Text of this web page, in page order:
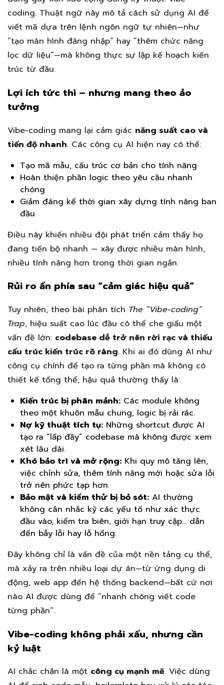
coding. Thuật ngữ này mô tả cách sử dụng AI để
viết mã dựa trên lệnh ngôn ngữ tự nhiên—như
“tạo màn hình đăng nhập” hay “thêm chức năng
lọc dữ liệu”—mà không thực sự lập kế hoạch kiến
trúc từ đầu.
Lợi ích tức thì – nhưng mang theo ảo
tưởng
Vibe-coding mang lại cảm giác năng suất cao và
tiến độ nhanh. Các công cụ AI hiện nay có thể:
Tạo mã mẫu, cấu trúc cơ bản cho tính năng
Hoàn thiện phần logic theo yêu cầu nhanh
chóng
Giảm đáng kể thời gian xây dựng tính năng ban
đầu
Điều này khiến nhiều đội phát triển cảm thấy họ
đang tiến bộ nhanh — xây được nhiều màn hình,
nhiều tính năng hơn trong thời gian ngắn.
Rủi ro ẩn phía sau “cảm giác hiệu quả”
Tuy nhiên, theo bài phân tích The “Vibe-coding”
Trap, hiệu suất cao lúc đầu có thể che giấu một
vấn đề lớn: codebase dễ trở nên rời rạc và thiếu
cấu trúc kiến trúc rõ ràng. Khi ai đó dùng AI như
công cụ chính để tạo ra từng phần mà không có
thiết kế tổng thể, hậu quả thường thấy là:
Kiến trúc bị phân mảnh: Các module không
theo một khuôn mẫu chung, logic bị rải rác.
Nợ kỹ thuật tích tụ: Những shortcut được AI
tạo ra “lấp đầy” codebase mà không được xem
xét lâu dài.
Khó bảo trì và mở rộng: Khi quy mô tăng lên,
việc chỉnh sửa, thêm tính năng mới hoặc sửa lỗi
trở nên phức tạp hơn.
Bảo mật và kiểm thử bị bỏ sót: AI thường
không cân nhắc kỹ các yếu tố như xác thực
đầu vào, kiểm tra biên, giới hạn truy cập… dẫn
đến bẫy lỗi hay lỗ hổng.
Đây không chỉ là vấn đề của một nền tảng cụ thể,
mà xảy ra trên nhiều loại dự án—từ ứng dụng di
động, web app đến hệ thống backend—bất cứ nơi
nào AI được dùng để “nhanh chóng viết code
từng phần”.
Vibe-coding không phải xấu, nhưng cần
kỷ luật
AI chắc chắn là một công cụ mạnh mẽ. Việc dùng